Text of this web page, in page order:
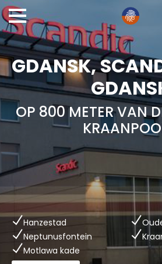
GDANSK,
OP 800 METER VAN
Hanzestad
Neptunusfontein
Motlawa kade